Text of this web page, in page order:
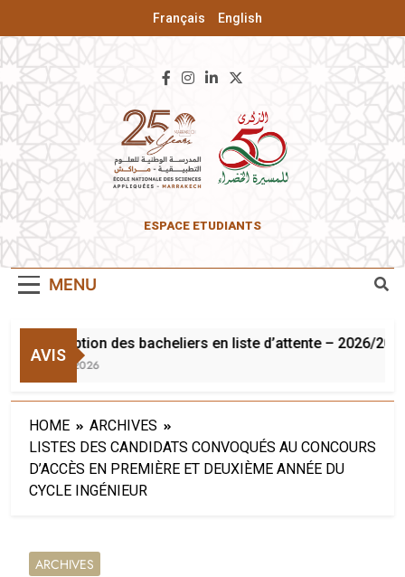
Français English
ENSA De
ESPACE ETUDIANTS
MENU
AVIS
Inscription des bacheliers en liste d’attente – 2026/2027
3 Août 2026
HOME
ARCHIVES
LISTES DES CANDIDATS CONVOQUÉS AU CONCOURS
D’ACCÈS EN PREMIÈRE ET DEUXIÈME ANNÉE DU
CYCLE INGÉNIEUR
ARCHIVES